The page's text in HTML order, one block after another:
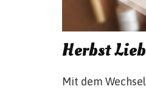
Herbst
Mit dem